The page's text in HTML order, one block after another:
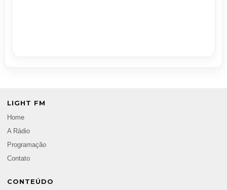
LIGHT FM
Home
A Rádio
Programação
Contato
CONTEÚDO